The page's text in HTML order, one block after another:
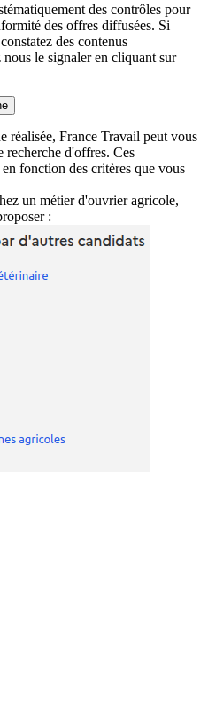
des contrôles pour
des offres diffusées. Si
des contenus
le signaler en cliquant sur
réalisée, France Travail peut vous
recherche d'offres. Ces
fonction des critères que vous
un métier d'ouvrier agricole,
: